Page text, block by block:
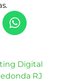
Digital
RJ